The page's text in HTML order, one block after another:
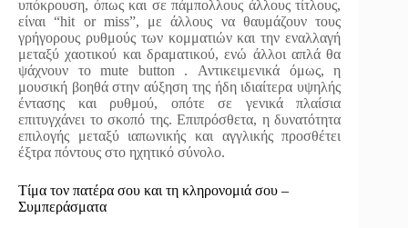
υπόκρουση, όπως και σε πάμπολλους άλλους τίτλους,
είναι “hit or miss”, με άλλους να θαυμάζουν τους
γρήγορους ρυθμούς των κομματιών και την εναλλαγή
μεταξύ χαοτικού και δραματικού, ενώ άλλοι απλά θα
ψάχνουν το mute button . Αντικειμενικά όμως, η
μουσική βοηθά στην αύξηση της ήδη ιδιαίτερα υψηλής
έντασης και ρυθμού, οπότε σε γενικά πλαίσια
επιτυγχάνει το σκοπό της. Επιπρόσθετα, η δυνατότητα
επιλογής μεταξύ ιαπωνικής και αγγλικής προσθέτει
έξτρα πόντους στο ηχητικό σύνολο.
Τίμα τον πατέρα σου και τη κληρονομιά σου –
Συμπεράσματα